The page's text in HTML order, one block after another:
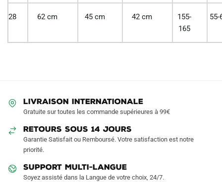
28 62 cm 45 cm 42 cm
155-
165
55-
LIVRAISON INTERNATIONALE
Gratuite sur toutes les commande supérieures à 99€
RETOURS SOUS 14 JOURS
Garantie Satisfait ou Remboursé. Votre satisfaction est notre
priorité.
SUPPORT MULTI-LANGUE
Soyez assisté dans la Langue de votre choix, 24/7.